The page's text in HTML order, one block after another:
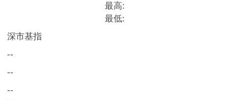
最高:
最低:
深市基指
--
--
--